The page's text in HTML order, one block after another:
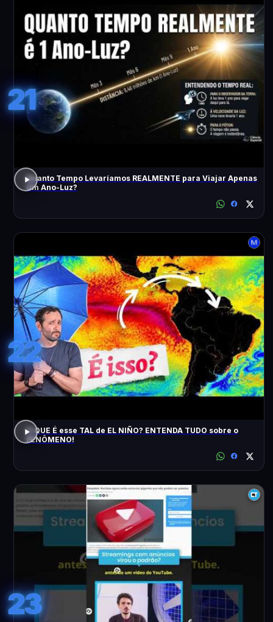
21
Quanto Tempo Levaríamos REALMENTE para Viajar Apenas
Um Ano-Luz?
22
O QUE É esse TAL de EL NIÑO? ENTENDA TUDO sobre o
FENÔMENO!
23